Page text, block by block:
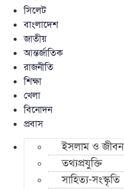
সিলেট
বাংলাদেশ
জাতীয়
আন্তর্জাতিক
রাজনীতি
শিক্ষা
খেলা
বিনোদন
প্রবাস
ইসলাম ও জীবন
তথ্যপ্রযুক্তি
সাহিত্য-সংস্কৃতি